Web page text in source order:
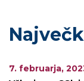
7. februarja,